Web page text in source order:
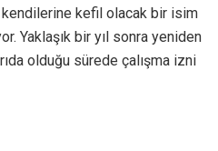
kendilerine kefil olacak bir isim
Yaklaşık bir yıl sonra yeniden
olduğu sürede çalışma izni